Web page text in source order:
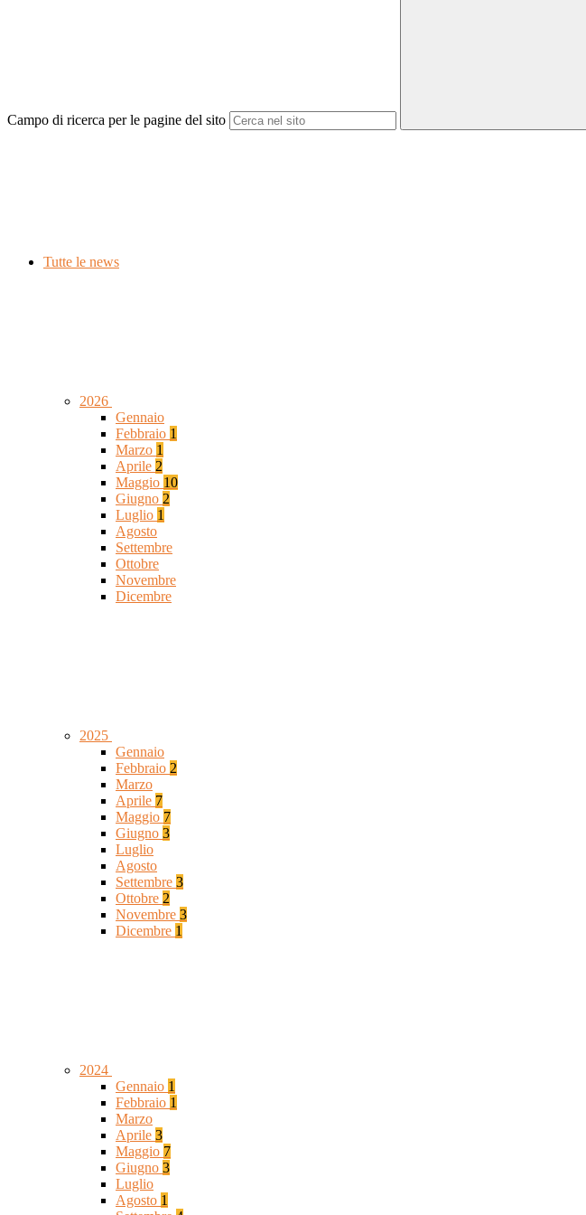
Campo di ricerca per le pagine del sito
Tutte le news
2026
Gennaio
Febbraio 1
Marzo 1
Aprile 2
Maggio 10
Giugno 2
Luglio 1
Agosto
Settembre
Ottobre
Novembre
Dicembre
2025
Gennaio
Febbraio 2
Marzo
Aprile 7
Maggio 7
Giugno 3
Luglio
Agosto
Settembre 3
Ottobre 2
Novembre 3
Dicembre 1
2024
Gennaio 1
Febbraio 1
Marzo
Aprile 3
Maggio 7
Giugno 3
Luglio
Agosto 1